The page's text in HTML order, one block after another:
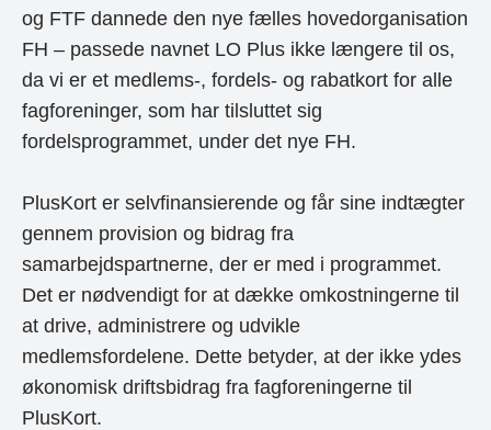
og FTF dannede den nye fælles hovedorganisation
FH – passede navnet LO Plus ikke længere til os,
da vi er et medlems-, fordels- og rabatkort for alle
fagforeninger, som har tilsluttet sig
fordelsprogrammet, under det nye FH.
PlusKort er selvfinansierende og får sine indtægter
gennem provision og bidrag fra
samarbejdspartnerne, der er med i programmet.
Det er nødvendigt for at dække omkostningerne til
at drive, administrere og udvikle
medlemsfordelene. Dette betyder, at der ikke ydes
økonomisk driftsbidrag fra fagforeningerne til
PlusKort.